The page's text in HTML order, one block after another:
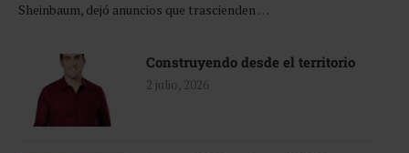
Sheinbaum, dejó anuncios que trascienden …
Construyendo desde el territorio
2 julio, 2026